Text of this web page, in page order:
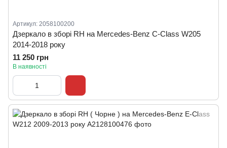
Артикул: 2058100200
Дзеркало в зборі RH на Mercedes-Benz C-Class W205
2014-2018 року
11 250 грн
В наявності